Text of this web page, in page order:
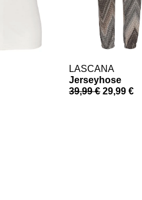
LASCANA
Jerseyhose
39,99 € 29,99 €